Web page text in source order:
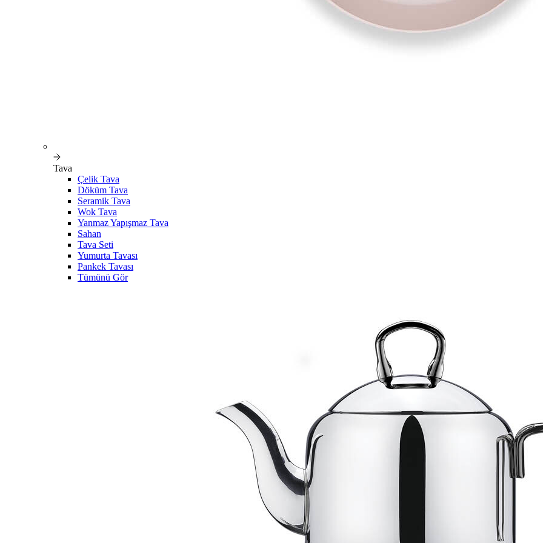
Tava
Çelik Tava
Döküm Tava
Seramik Tava
Wok Tava
Yanmaz Yapışmaz Tava
Sahan
Tava Seti
Yumurta Tavası
Pankek Tavası
Tümünü Gör